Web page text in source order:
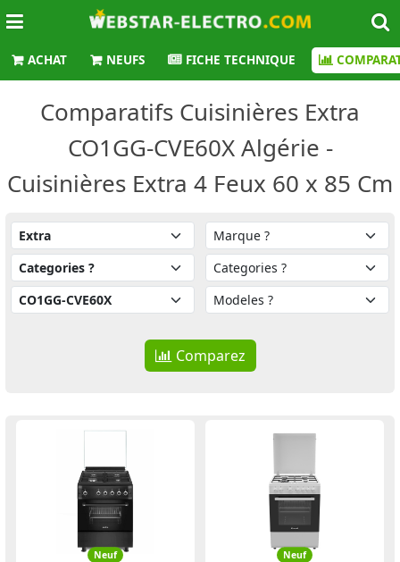
ACHAT NEUFS FICHE TECHNIQUE
Comparatifs Cuisinières Extra
CO1GG-CVE60X Algérie -
Cuisinières Extra 4 Feux 60 x 85 Cm
Comparez
Neuf Neuf